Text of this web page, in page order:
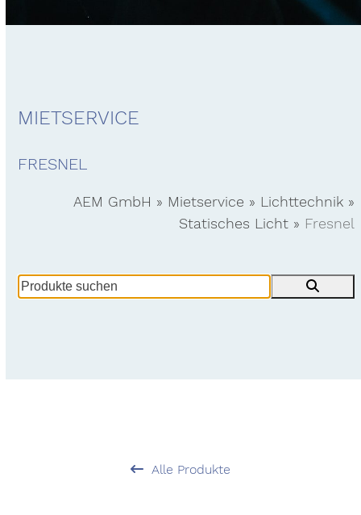
MIETSERVICE
FRESNEL
AEM GmbH » Mietservice » Lichttechnik »
Statisches Licht » Fresnel
Produkte
suchen
Alle Produkte